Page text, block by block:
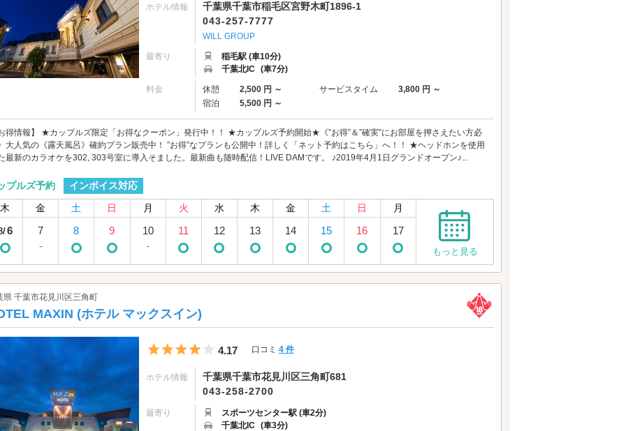
ホテル情報
千葉県千葉市稲毛区宮野木町1896-1
043-257-7777
WILL GROUP
最寄り
稲毛駅 (車10分)
千葉北IC (車7分)
料金 休憩 2,500 円 ～ サービスタイム
3,800 円 ～
宿泊
5,500 円 ～
得情報】 ★カップルズ限定「お得なクーポン」発行中！！ ★カップルズ予約開始★《”お得”＆”確実”にお部屋を押さえたい方必
大人気の《露天風呂》確約プラン販売中！ ”お得”なプランも公開中！詳しく「ネット予約はこちら」へ！！ ★ヘッドホンを使用
最新のカラオケを302, 303号室に導入そました。最新曲も随時配信！LIVE DAMです。 ♪2019年4月1日グランドオープン♪...
プルズ予約
インボイス対応
木
金 土 日 月 火 水 木 金 土 日 月
6
7
-
8 9
10
-
11 12 13 14 15 16 17
もっと見る
県 千葉市花見川区三角町
MAXIN (ホテル マックスイン)
5つ星のうち4
4.17 口コミ 4 件
ホテル情報
千葉県千葉市花見川区三角町681
043-258-2700
最寄り
スポーツセンター駅 (車2分)
千葉北IC (車3分)